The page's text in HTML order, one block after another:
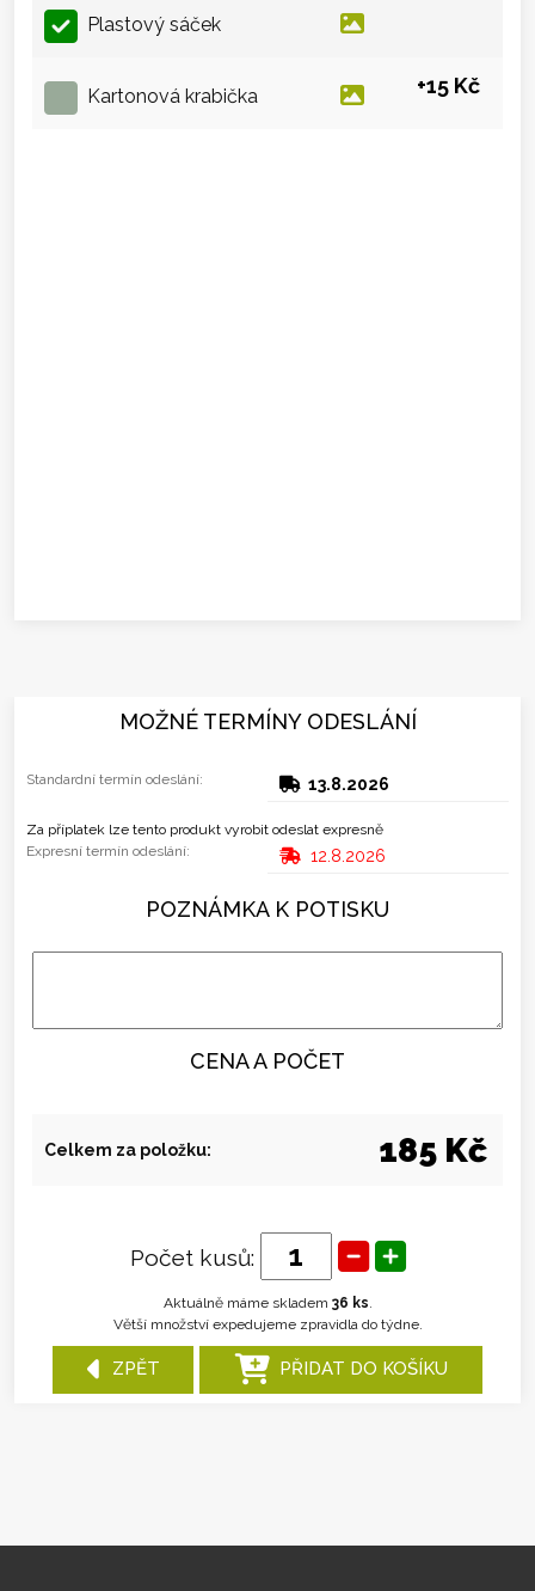
Plastový sáček
Kartonová krabička +15 Kč
MOŽNÉ TERMÍNY ODESLÁNÍ
Standardní termín odeslání: 13.8.2026
Za příplatek lze tento produkt vyrobit odeslat expresně
Expresní termín odeslání:
12.8.2026
POZNÁMKA K POTISKU
CENA A POČET
Celkem za položku: 185 Kč
Počet kusů:
Aktuálně máme skladem 36 ks
Větší množství expedujeme zpravidla do týdne.
ZPĚT PŘIDAT DO KOŠÍKU